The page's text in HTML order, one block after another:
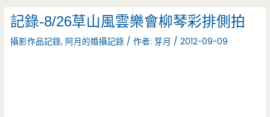
記錄-8/26草山風雲樂會柳琴彩排側拍
攝影作品記錄, 阿月的婚攝記錄 / 作者:芽月 /2012-09-09